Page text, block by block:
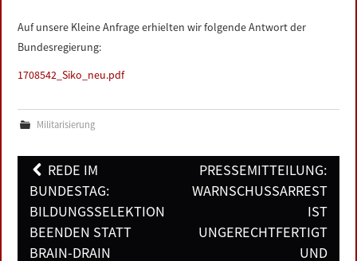
IMPRESSUM
Auf unsere Kleine Anfrage erhielten wir folgende Antwort der
Bundesregierung:
1708542_Siko_neu.pdf
Militarisierung
Post
navigation
REDE IM
BUNDESTAG:
BILDUNGSSELEKTION
BEENDEN STATT
BRAIN-DRAIN
PRESSEMITTEILUNG:
WARNSCHUSSARREST
IST
UNGERECHTFERTIGT
UND